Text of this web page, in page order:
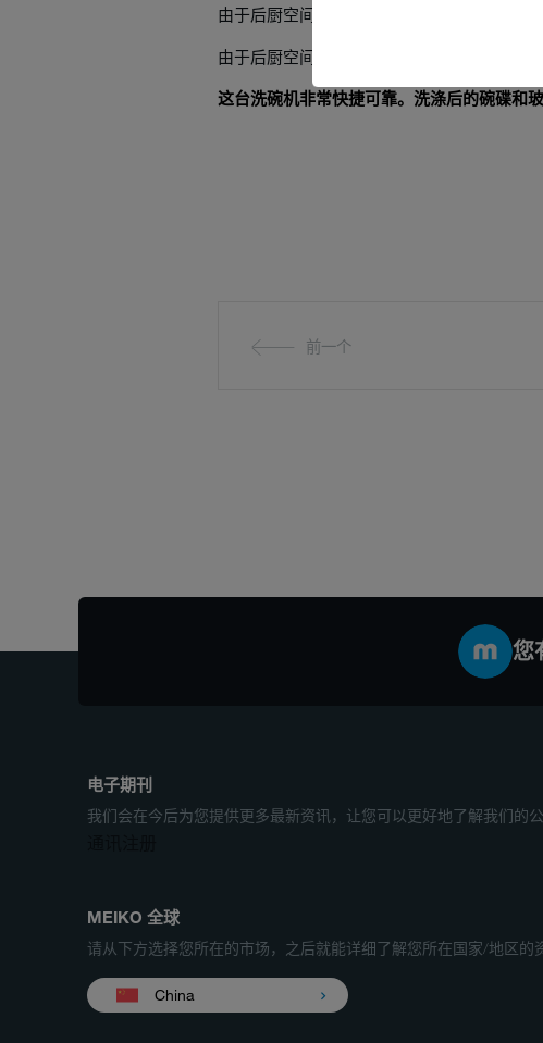
由于后厨空间狭小，Porto Pizzeria选择了小
由于后厨空间狭小，Porto Pizzeria选择了小
这台洗碗机非常快捷可靠。洗涤后的碗碟和
前一个
您
电子期刊
我们会在今后为您提供更多最新资讯，让您可以更好地了解我们的公
MEIKO 全球
请从下方选择您所在的市场，之后就能详细了解您所在国家/地区的
China